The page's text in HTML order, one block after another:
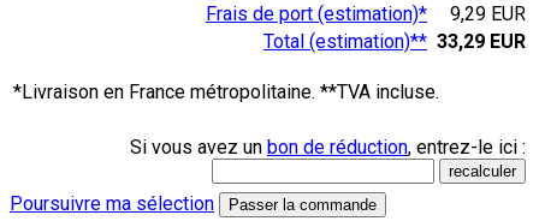
Frais de port (estimation)*
9,29 EUR
Total (estimation)** 33,29 EUR
*Livraison en France métropolitaine. **TVA incluse.
Si vous avez un bon de réduction, entrez-le ici :
Poursuivre ma sélection Passer la commande